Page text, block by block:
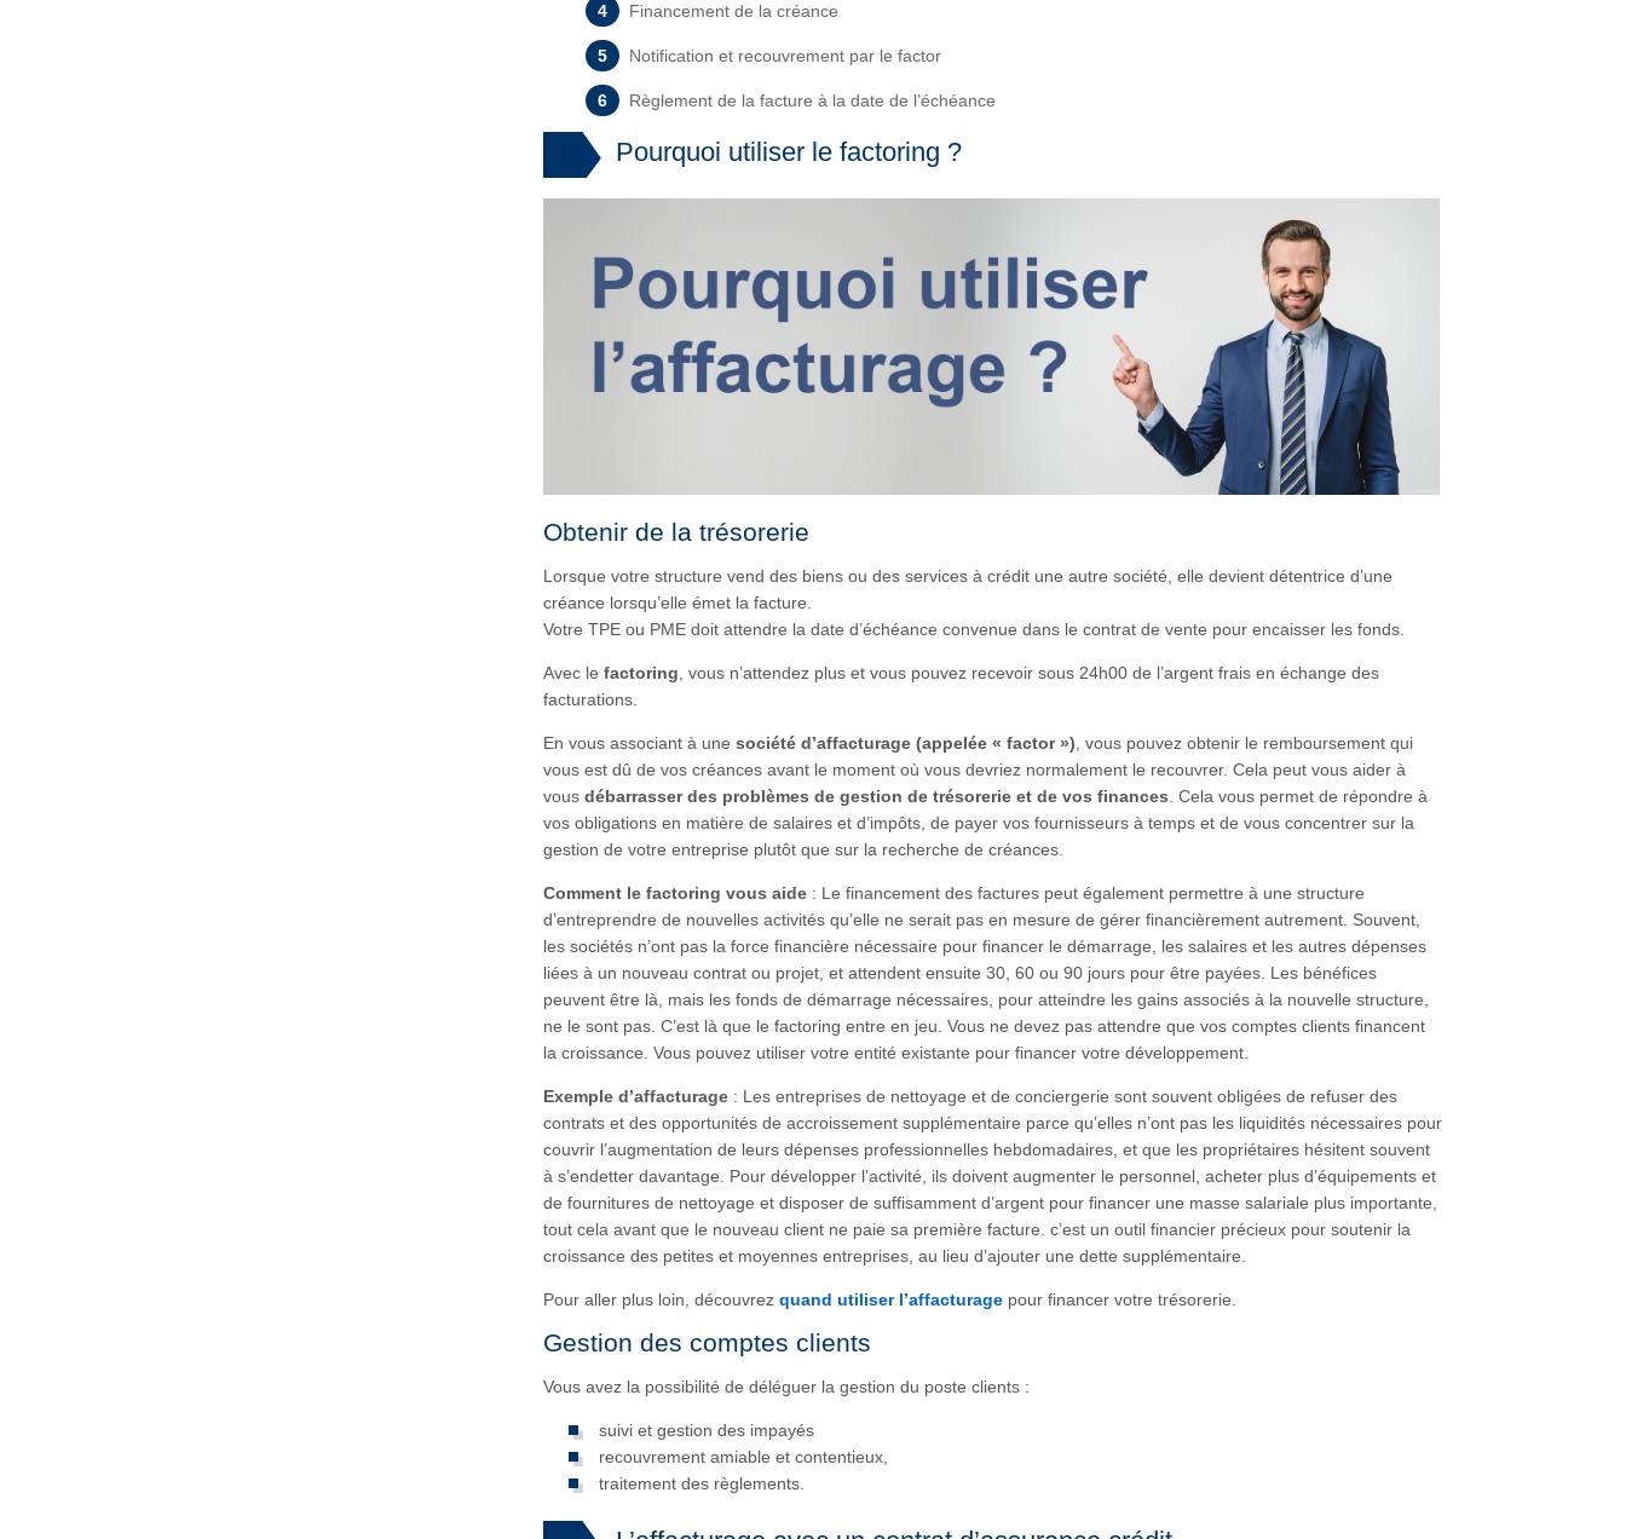
Financement de la créance
Notification et recouvrement par le factor
Règlement de la facture à la date de l’échéance
Pourquoi utiliser le factoring ?
Obtenir de la trésorerie
Lorsque votre structure vend des biens ou des services à crédit une autre société, elle devient détentrice d’une
créance lorsqu’elle émet la facture.
Votre TPE ou PME doit attendre la date d’échéance convenue dans le contrat de vente pour encaisser les fonds.
Avec le factoring, vous n’attendez plus et vous pouvez recevoir sous 24h00 de l’argent frais en échange des
facturations.
En vous associant à une société d’affacturage (appelée « factor »), vous pouvez obtenir le remboursement qui
vous est dû de vos créances avant le moment où vous devriez normalement le recouvrer. Cela peut vous aider à
vous débarrasser des problèmes de gestion de trésorerie et de vos finances. Cela vous permet de répondre à
vos obligations en matière de salaires et d’impôts, de payer vos fournisseurs à temps et de vous concentrer sur la
gestion de votre entreprise plutôt que sur la recherche de créances.
Comment le factoring vous aide: Le financement des factures peut également permettre à une structure
d’entreprendre de nouvelles activités qu’elle ne serait pas en mesure de gérer financièrement autrement. Souvent,
les sociétés n’ont pas la force financière nécessaire pour financer le démarrage, les salaires et les autres dépenses
liées à un nouveau contrat ou projet, et attendent ensuite 30, 60 ou 90 jours pour être payées. Les bénéfices
peuvent être là, mais les fonds de démarrage nécessaires, pour atteindre les gains associés à la nouvelle structure,
ne le sont pas. C’est là que le factoring entre en jeu. Vous ne devez pas attendre que vos comptes clients financent
la croissance. Vous pouvez utiliser votre entité existante pour financer votre développement.
Exemple d’affacturage: Les entreprises de nettoyage et de conciergerie sont souvent obligées de refuser des
contrats et des opportunités de accroissement supplémentaire parce qu’elles n’ont pas les liquidités nécessaires pour
couvrir l’augmentation de leurs dépenses professionnelles hebdomadaires, et que les propriétaires hésitent souvent
à s’endetter davantage. Pour développer l’activité, ils doivent augmenter le personnel, acheter plus d’équipements et
de fournitures de nettoyage et disposer de suffisamment d’argent pour financer une masse salariale plus importante,
tout cela avant que le nouveau client ne paie sa première facture. c’est un outil financier précieux pour soutenir la
croissance des petites et moyennes entreprises, au lieu d’ajouter une dette supplémentaire.
Pour aller plus loin, découvrez quand utiliser l’affacturagepour financer votre trésorerie.
Gestion des comptes clients
Vous avez la possibilité de déléguer la gestion du poste clients :
suivi et gestion des impayés
recouvrement amiable et contentieux,
traitement des règlements.